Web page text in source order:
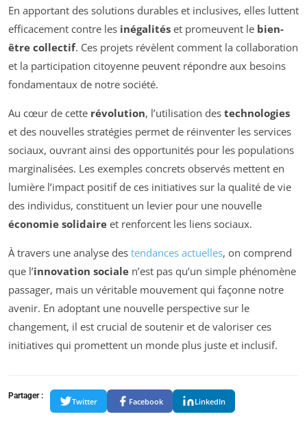
En apportant des solutions durables et inclusives, elles luttent
efficacement contre les inégalités et promeuvent le bien-
être collectif. Ces projets révèlent comment la collaboration
et la participation citoyenne peuvent répondre aux besoins
fondamentaux de notre société.
Au cœur de cette révolution, l’utilisation des technologies
et des nouvelles stratégies permet de réinventer les services
sociaux, ouvrant ainsi des opportunités pour les populations
marginalisées. Les exemples concrets observés mettent en
lumière l’impact positif de ces initiatives sur la qualité de vie
des individus, constituent un levier pour une nouvelle
économie solidaire et renforcent les liens sociaux.
À travers une analyse des tendances actuelles, on comprend
que l’innovation sociale n’est pas qu’un simple phénomène
passager, mais un véritable mouvement qui façonne notre
avenir. En adoptant une nouvelle perspective sur le
changement, il est crucial de soutenir et de valoriser ces
initiatives qui promettent un monde plus juste et inclusif.
Partager :
Twitter Facebook LinkedIn